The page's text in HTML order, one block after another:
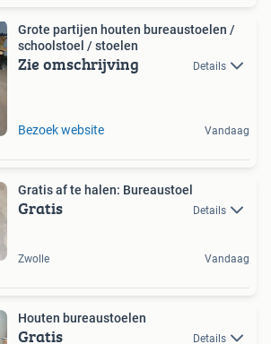
Grote partijen houten bureaustoelen /
schoolstoel / stoelen
Zie omschrijving Details
Bezoek website Vandaag
Gratis af te halen: Bureaustoel
Gratis Details
Zwolle Vandaag
Houten bureaustoelen
Gratis Details